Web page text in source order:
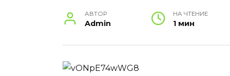
АВТОР
Admin
НА ЧТЕНИЕ
1 мин